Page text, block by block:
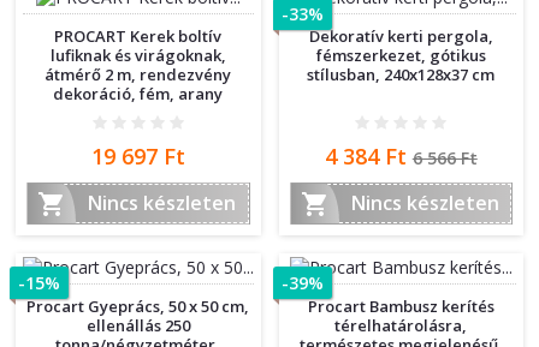
PROCART Kerek boltív
lufiknak és virágoknak,
átmérő 2 m, rendezvény
dekoráció, fém, arany
Ár
19 697 Ft

Nincs készleten
Dekoratív kerti pergola,
fémszerkezet, gótikus
stílusban, 240x128x37 cm
Ár
4 384 Ft Normál
ár
6 566 Ft
 Nincs készleten
-33%
Procart Gyeprács, 50 x 50 cm,
ellenállás 250
-15%
Procart Bambusz kerítés
térelhatárolásra,
-39%